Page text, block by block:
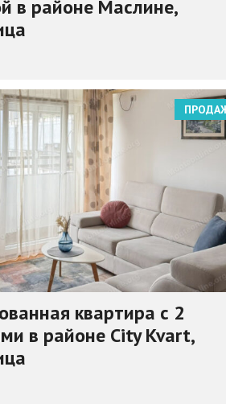
в районе Маслине,
квартира с 2
в районе City Kvart,